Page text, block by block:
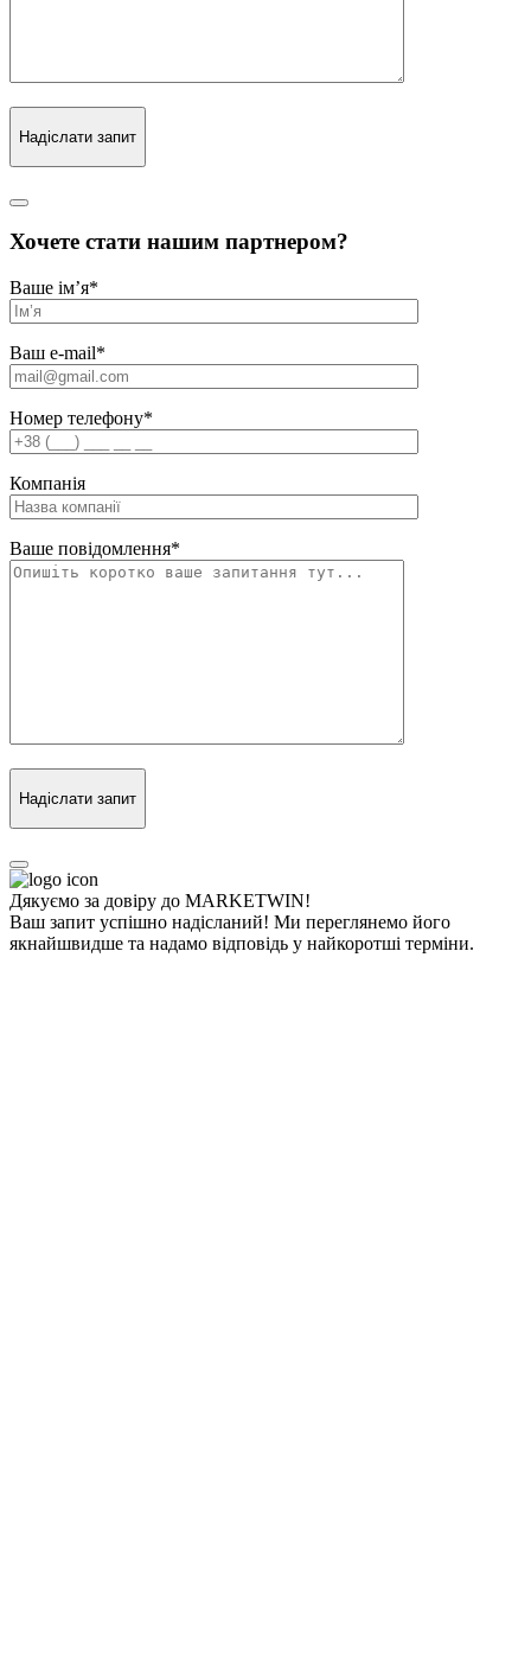
Надіслати запит
Хочете стати нашим партнером?
Ваше ім’я*
Ваш e-mail*
Номер телефону*
Компанія
Ваше повідомлення*
Надіслати запит
Дякуємо за довіру до MARKETWIN!
Ваш запит успішно надісланий! Ми переглянемо його
якнайшвидше та надамо відповідь у найкоротші терміни.